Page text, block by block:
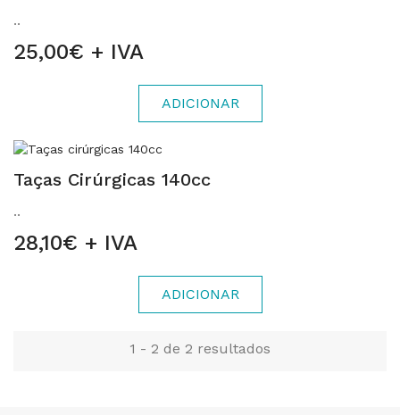
..
25,00€ + IVA
ADICIONAR
Taças Cirúrgicas 140cc
..
28,10€ + IVA
ADICIONAR
1 - 2 de 2 resultados